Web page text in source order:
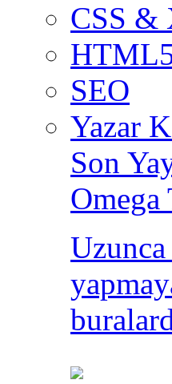
CSS &
SEO
Yazar
Son
Omega